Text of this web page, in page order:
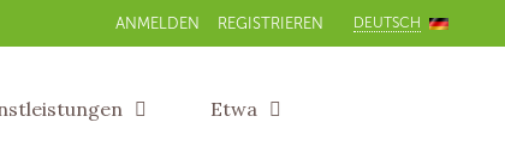
ANMELDEN REGISTRIEREN DEUTSCH
Etwa